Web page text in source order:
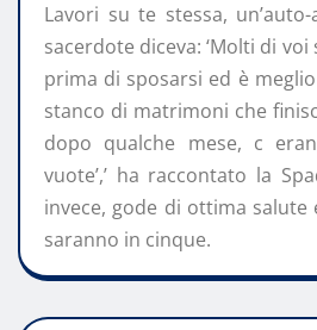
Lavori su te stessa,
sacerdote diceva: ‘Molti di
prima di sposarsi ed è
stanco di matrimoni che
dopo qualche mese, c
vuote’,’ ha raccontato la
invece, gode di ottima
saranno in cinque.